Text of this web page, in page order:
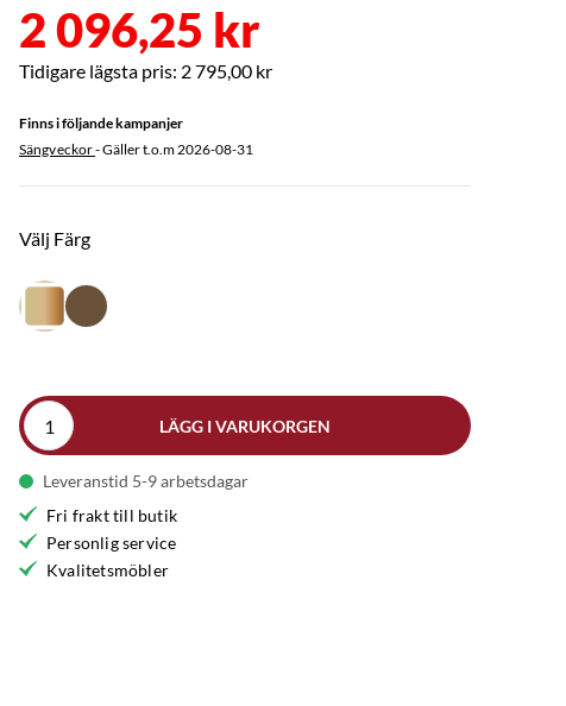
2 096,25 kr
2 795,00 kr
Finns i följande kampanjer
Sängveckor- Gäller t.o.m2026-08-31
Välj Färg
LÄGG I VARUKORGEN
Leveranstid 5-9 arbetsdagar
Fri frakt till butik
Personlig service
Kvalitetsmöbler